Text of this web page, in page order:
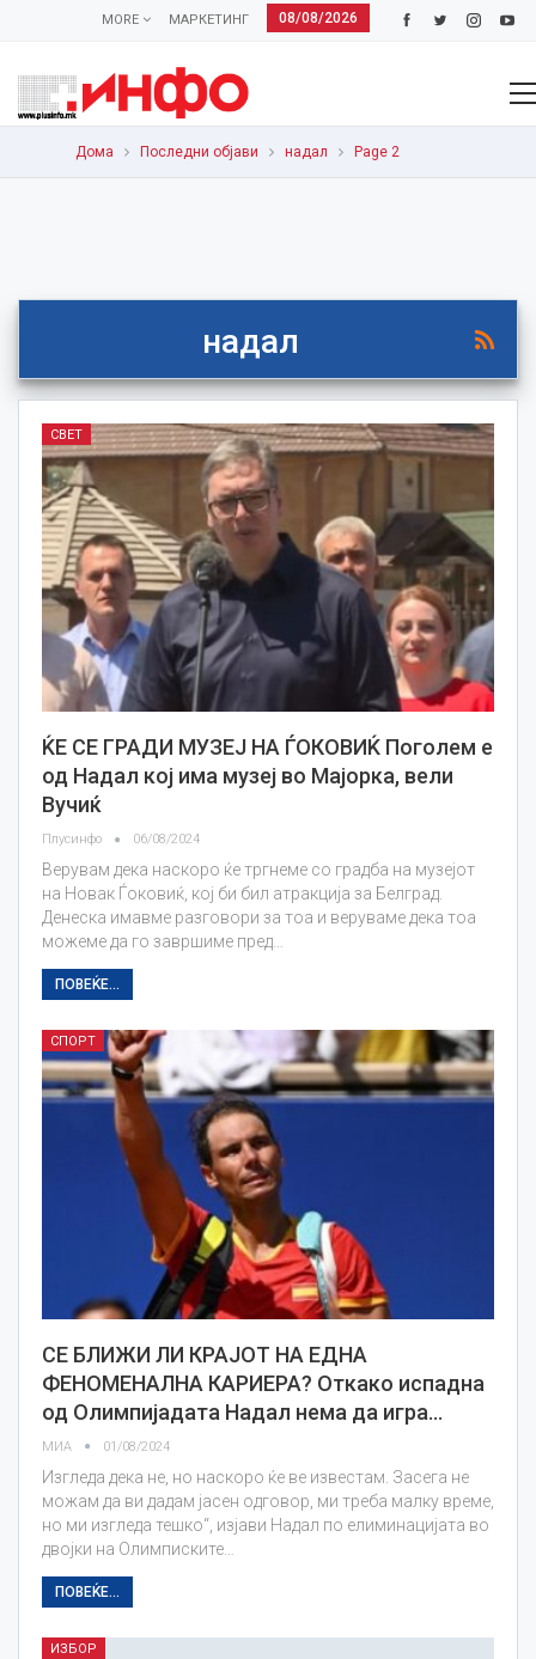
08/08/2026
МАРКЕТИНГ
MORE
Дома Последни објави надал Page 2
надал
СВЕТ
ЌЕ СЕ ГРАДИ МУЗЕЈ НА ЃОКОВИЌ Поголем е
од Надал кој има музеј во Мајорка, вели
Вучиќ
Плусинфо 06/08/2024
Верувам дека наскоро ќе тргнеме со градба на музејот
на Новак Ѓоковиќ, кој би бил атракција за Белград.
Денеска имавме разговори за тоа и веруваме дека тоа
можеме да го завршиме пред…
ПОВЕЌЕ...
СПОРТ
СЕ БЛИЖИ ЛИ КРАЈОТ НА ЕДНА
ФЕНОМЕНАЛНА КАРИЕРА? Откако испадна
од Олимпијадата Надал нема да игра…
МИА 01/08/2024
Изгледа дека не, но наскоро ќе ве известам. Засега не
можам да ви дадам јасен одговор, ми треба малку време,
но ми изгледа тешко“, изјави Надал по елиминацијата во
двојки на Олимписките…
ПОВЕЌЕ...
ИЗБОР